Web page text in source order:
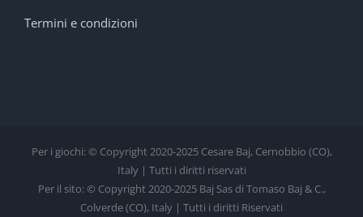
Termini e condizioni
Per i giochi: © Copyright 2020-2025 Cesare Baj, Cernobbio (CO),
Italy | Tutti i diritti riservati
Per il sito: © Copyright 2020-2025 Baj Sas di Tomaso Baj & C.,
Colverde (CO), Italy | Tutti i diritti Riservati